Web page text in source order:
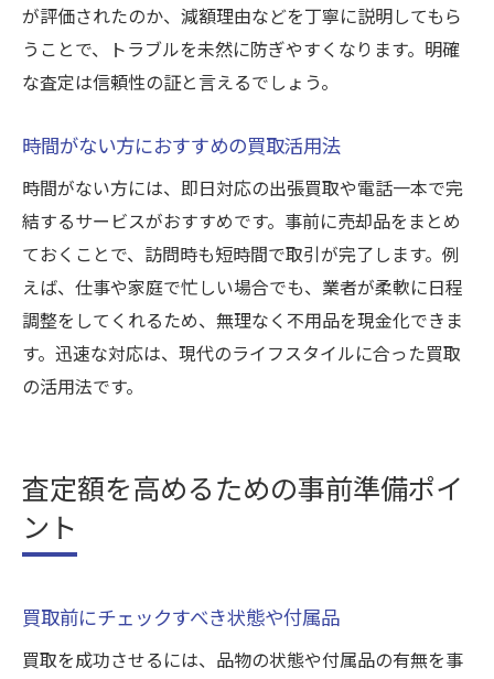
が評価されたのか、減額理由などを丁寧に説明してもら
うことで、トラブルを未然に防ぎやすくなります。明確
な査定は信頼性の証と言えるでしょう。
時間がない方におすすめの買取活用法
時間がない方には、即日対応の出張買取や電話一本で完
結するサービスがおすすめです。事前に売却品をまとめ
ておくことで、訪問時も短時間で取引が完了します。例
えば、仕事や家庭で忙しい場合でも、業者が柔軟に日程
調整をしてくれるため、無理なく不用品を現金化できま
す。迅速な対応は、現代のライフスタイルに合った買取
の活用法です。
査定額を高めるための事前準備ポイ
ント
買取前にチェックすべき状態や付属品
買取を成功させるには、品物の状態や付属品の有無を事